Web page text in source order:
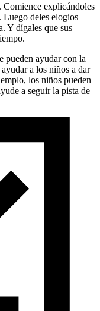
Comience explicándoles
Luego deles elogios
Y dígales que sus
pueden ayudar con la
a los niños a dar
los niños pueden
a seguir la pista de